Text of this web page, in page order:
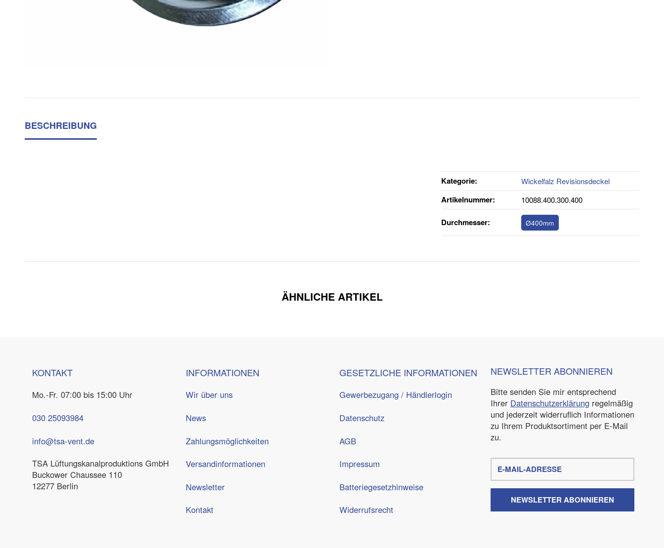
BESCHREIBUNG
Kategorie: Wickelfalz Revisionsdeckel
Artikelnummer: 10088.400.300.400
Durchmesser‍: Ø400mm
ÄHNLICHE ARTIKEL
KONTAKT
Mo.-Fr. 07:00 bis 15:00 Uhr
030 25093984
info@tsa-vent.de
TSA Lüftungskanal­produktions GmbH
Buckower Chaussee 110
12277 Berlin
INFORMATIONEN
Wir über uns
News
Zahlungsmöglichkeiten
Versandinformationen
Newsletter
Kontakt
GESETZLICHE INFORMATIONEN
Gewerbezugang / Händlerlogin
Datenschutz
AGB
Impressum
Batteriegesetzhinweise
Widerrufsrecht
NEWSLETTER ABONNIEREN
Bitte senden Sie mir entsprechend
Ihrer Datenschutzerklärung regelmäßig
und jederzeit widerruflich Informationen
zu Ihrem Produktsortiment per E-Mail
zu.
E-
Mail-
Adresse
NEWSLETTER ABONNIEREN